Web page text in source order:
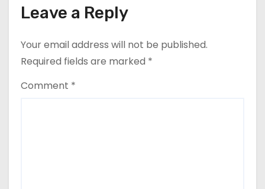
Leave a Reply
Your email address will not be published.
Required fields are marked *
Comment *